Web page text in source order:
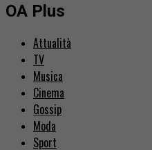
OA Plus
Attualità
TV
Musica
Cinema
Gossip
Moda
Sport